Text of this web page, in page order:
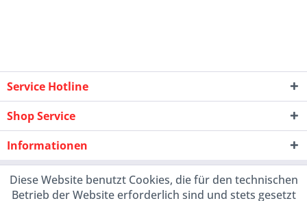
Service Hotline
Shop Service
Informationen
Diese Website benutzt Cookies, die für den technischen
Betrieb der Website erforderlich sind und stets gesetzt